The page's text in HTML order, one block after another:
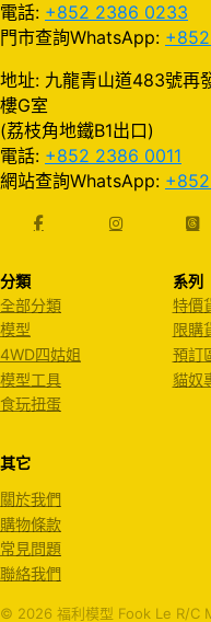
電話: +852 2386 0233
門市查詢WhatsApp:
地址: 九龍青山道483號再
樓G室
(荔枝角地鐵B1出口)
電話: +852 2386 0011
網站查詢WhatsApp:
分類
全部分類
模型
4WD四姑姐
模型工具
食玩扭蛋
系列
特價
限購
預訂
貓奴
其它
關於我們
購物條款
常見問題
聯絡我們
© 2026 福利模型 Fook Le R/C